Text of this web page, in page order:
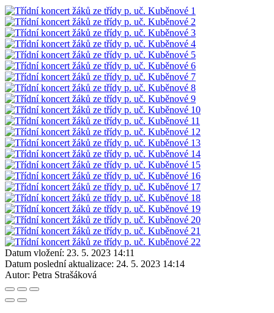
Datum vložení: 23. 5. 2023 14:11
Datum poslední aktualizace: 24. 5. 2023 14:14
Autor: Petra Strašáková